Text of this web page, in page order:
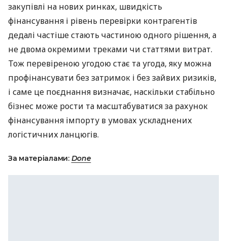
закупівлі на нових ринках, швидкість
фінансування і рівень перевірки контрагентів
дедалі частіше стають частиною одного рішення, а
не двома окремими треками чи статтями витрат.
Тож перевіреною угодою стає та угода, яку можна
профінансувати без затримок і без зайвих ризиків,
і саме це поєднання визначає, наскільки стабільно
бізнес може рости та масштабуватися за рахунок
фінансування імпорту в умовах ускладнених
логістичних ланцюгів.
За матеріалами: Done